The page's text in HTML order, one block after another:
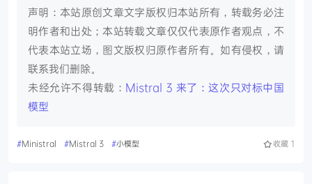
声明：本站原创文章文字版权归本站所有，转载务必注
明作者和出处；本站转载文章仅仅代表原作者观点，不
代表本站立场，图文版权归原作者所有。如有侵权，请
联系我们删除。
未经允许不得转载： Mistral 3 来了：这次只对标中国
模型
#Ministral #Mistral 3 #小模型 收藏 1